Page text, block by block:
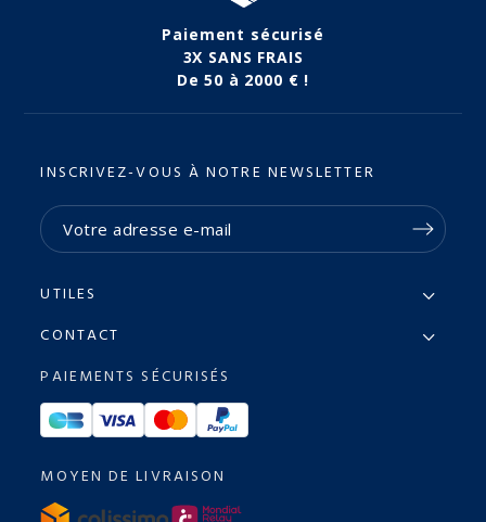
Paiement sécurisé
3X SANS FRAIS
De 50 à 2000 € !
INSCRIVEZ-VOUS À NOTRE NEWSLETTER
UTILES
CONTACT
PAIEMENTS SÉCURISÉS
MOYEN DE LIVRAISON